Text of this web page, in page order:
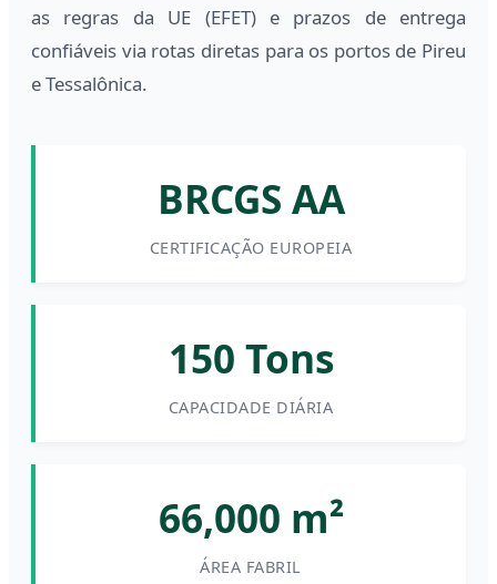
as regras da UE (EFET) e prazos de entrega
confiáveis via rotas diretas para os portos de Pireu
e Tessalônica.
BRCGS AA
CERTIFICAÇÃO EUROPEIA
150 Tons
CAPACIDADE DIÁRIA
66,000 m²
ÁREA FABRIL